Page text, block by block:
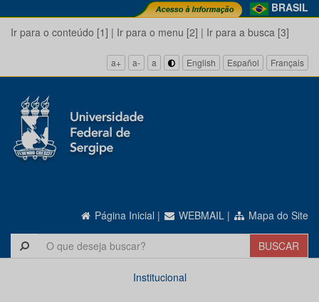
BRASIL
Ir para o conteúdo [1] | Ir para o menu [2] | Ir para a busca [3]
a+ a- a English Español Français
Página Inicial | WEBMAIL | Mapa do Site
Institucional